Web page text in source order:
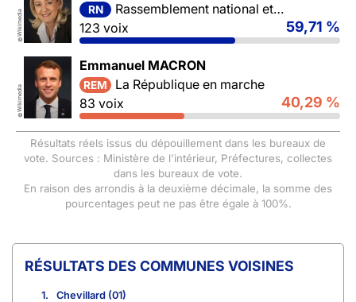
©
Wikimedia RN
Rassemblement national et ses alliés
123 voix
59,71 %
©
Wikimedia
Emmanuel MACRON
REM
La République en marche
83 voix
40,29 %
Résultats réels issus du dépouillement dans les bureaux de
vote. Sources : Ministère de l'intérieur, Préfectures, collectes
dans les bureaux de vote.
En raison des arrondis à la deuxième décimale, la somme des
pourcentages peut ne pas être égale à 100%.
COMMUNES VOISINES
1.
Chevillard (01)